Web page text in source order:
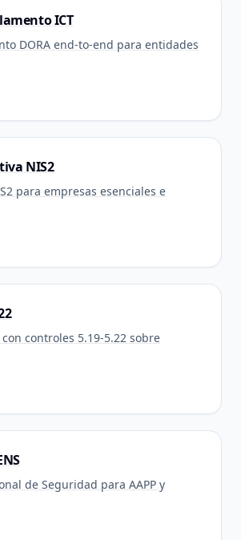
ICT
DORA end-to-end para entidades
NIS2
para empresas esenciales e
controles 5.19-5.22 sobre
de Seguridad para AAPP y